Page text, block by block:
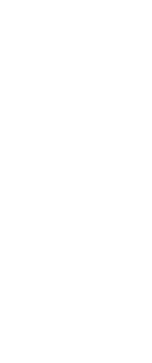
khách quốc tế. Khách
Lạt yên tĩnh, gần khu
xây dựng theo
Phòng nghỉ được
internet, máy
số, điện thoại quốc
PHÁT ĐẠT HOTEL,
chu đáo, với đội ngũ
và mến khách sẽ làm
và tham quan cảnh